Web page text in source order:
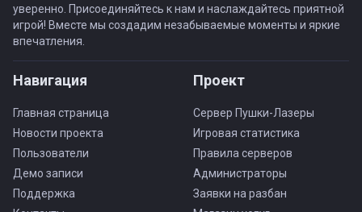
уверенно. Присоединяйтесь к нам и наслаждайтесь приятной
игрой! Вместе мы создадим незабываемые моменты и яркие
впечатления.
Навигация
Главная страница
Новости проекта
Пользователи
Демо записи
Поддержка
Проект
Сервер Пушки-Лазеры
Игровая статистика
Правила серверов
Администраторы
Заявки на разбан